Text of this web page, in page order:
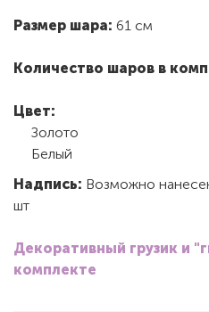
Размер шара: 61 см
Количество шаров в
Цвет:
Золото
Белый
Надпись: Возможно
шт
Декоративный грузик и
комплекте